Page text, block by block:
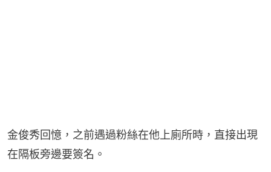
金俊秀回憶，之前遇過粉絲在他上廁所時，直接出現
在隔板旁邊要簽名。